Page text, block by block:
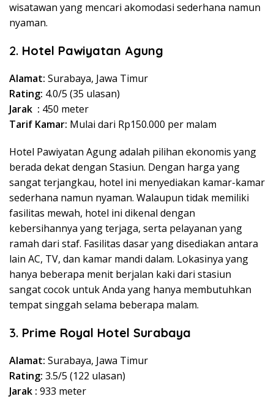
wisatawan yang mencari akomodasi sederhana namun
nyaman.
2. Hotel Pawiyatan Agung
Alamat: Surabaya, Jawa Timur
Rating: 4.0/5 (35 ulasan)
Jarak : 450 meter
Tarif Kamar: Mulai dari Rp150.000 per malam
Hotel Pawiyatan Agung adalah pilihan ekonomis yang
berada dekat dengan Stasiun. Dengan harga yang
sangat terjangkau, hotel ini menyediakan kamar-kamar
sederhana namun nyaman. Walaupun tidak memiliki
fasilitas mewah, hotel ini dikenal dengan
kebersihannya yang terjaga, serta pelayanan yang
ramah dari staf. Fasilitas dasar yang disediakan antara
lain AC, TV, dan kamar mandi dalam. Lokasinya yang
hanya beberapa menit berjalan kaki dari stasiun
sangat cocok untuk Anda yang hanya membutuhkan
tempat singgah selama beberapa malam.
3. Prime Royal Hotel Surabaya
Alamat: Surabaya, Jawa Timur
Rating: 3.5/5 (122 ulasan)
Jarak : 933 meter